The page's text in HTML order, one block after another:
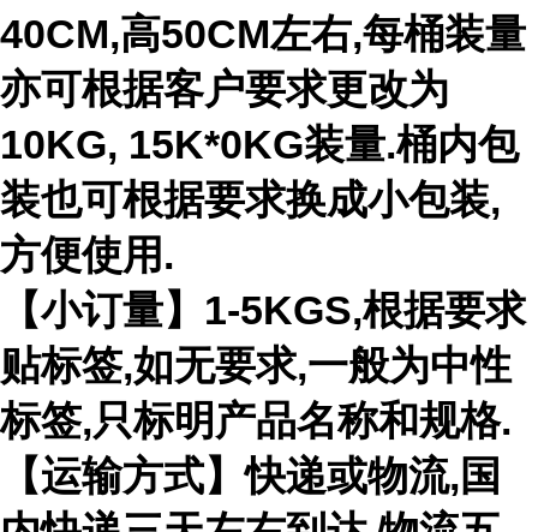
40CM,高50CM左右,每桶装量
亦可根据客户要求更改为
10KG, 15K*0KG装量.桶内包
装也可根据要求换成小包装,
方便使用.
【小订量】1-5KGS,根据要求
贴标签,如无要求,一般为中性
标签,只标明产品名称和规格.
【运输方式】快递或物流,国